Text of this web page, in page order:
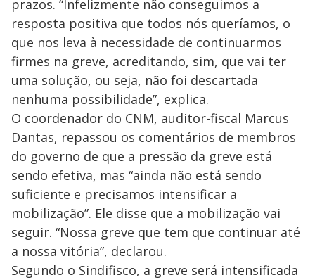
prazos. “Infelizmente não conseguimos a
resposta positiva que todos nós queríamos, o
que nos leva à necessidade de continuarmos
firmes na greve, acreditando, sim, que vai ter
uma solução, ou seja, não foi descartada
nenhuma possibilidade”, explica.
O coordenador do CNM, auditor-fiscal Marcus
Dantas, repassou os comentários de membros
do governo de que a pressão da greve está
sendo efetiva, mas “ainda não está sendo
suficiente e precisamos intensificar a
mobilização”. Ele disse que a mobilização vai
seguir. “Nossa greve que tem que continuar até
a nossa vitória”, declarou.
Segundo o Sindifisco, a greve será intensificada